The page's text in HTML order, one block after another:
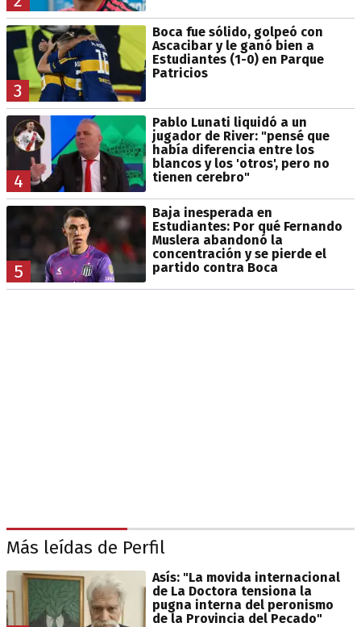
3
Boca fue sólido, golpeó con
Ascacibar y le ganó bien a
Estudiantes (1-0) en Parque
Patricios
4
Pablo Lunati liquidó a un
jugador de River: "pensé que
había diferencia entre los
blancos y los 'otros', pero no
tienen cerebro"
5
Baja inesperada en
Estudiantes: Por qué Fernando
Muslera abandonó la
concentración y se pierde el
partido contra Boca
Más leídas de Perfil
Asís: "La movida internacional
de La Doctora tensiona la
pugna interna del peronismo
de la Provincia del Pecado"